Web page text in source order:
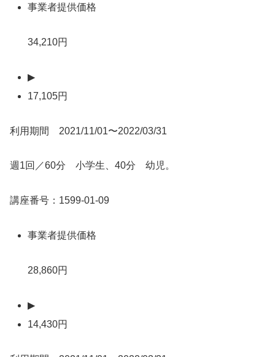
事業者提供価格
34,210円
▶
17,105円
利用期間 2021/11/01〜2022/03/31
週1回／60分 小学生、40分 幼児。
講座番号：1599-01-09
事業者提供価格
28,860円
▶
14,430円